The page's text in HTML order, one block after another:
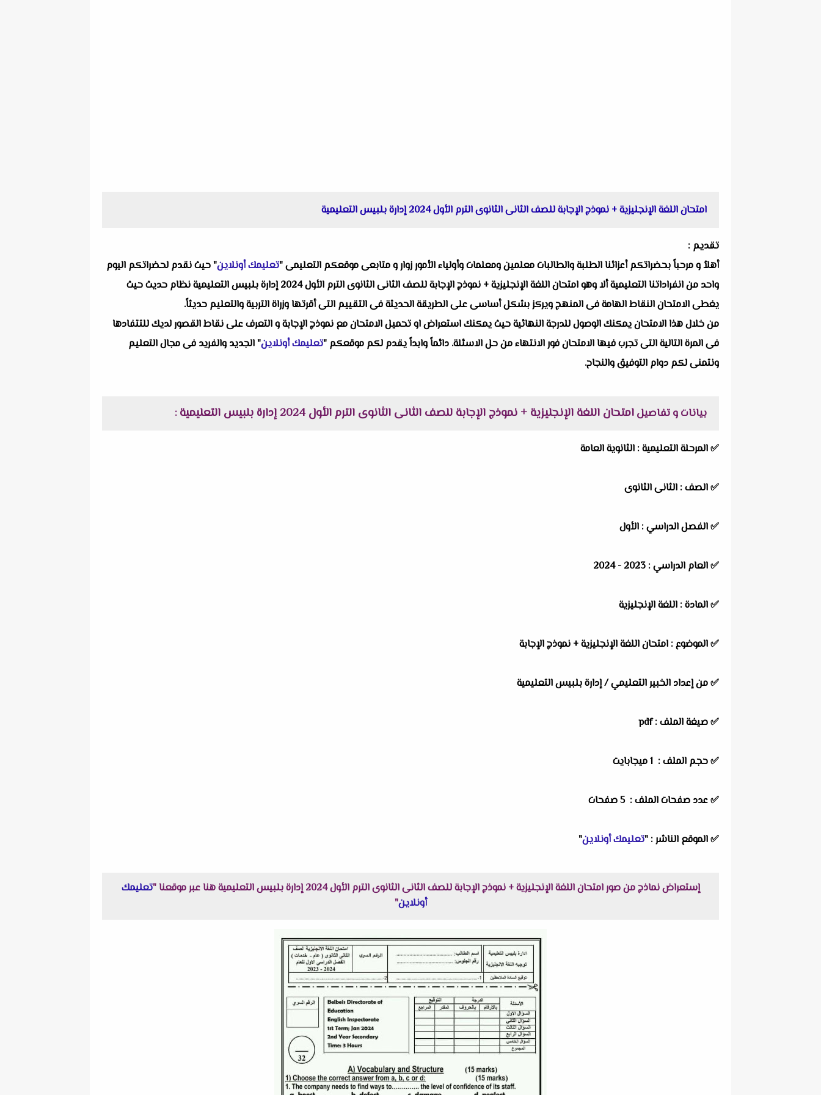
امتحان اللغة الإنجليزية + نموذج الإجابة للصف الثانى الثانوى الترم الأول 2024 إدارة بلبيس التعليمية
تقديم :
أهلاُ و مرحباً بحضراتكم أعزائنا الطلبة والطالبات معلمين ومعلمات وأولياء الأمور زوار و متابعى موقعكم التعليمى "تعليمك أونلاين" حيث نقدم لحضراتكم اليوم
واحد من انفراداتنا التعليمية ألا وهو امتحان اللغة الإنجليزية + نموذج الإجابة للصف الثانى الثانوى الترم الأول 2024 إدارة بلبيس التعليمية نظام حديث حيث
يغطى الامتحان النقاط الهامة فى المنهج ويركز بشكل أساسى على الطريقة الحديثة فى التقييم التى أقرتها وزراة التربية والتعليم حديثاً.
من خلال هذا الامتحان يمكنك الوصول للدرجة النهائية حيث يمكنك استعراض او تحميل الامتحان مع نموذج الإجابة و التعرف على نقاط القصور لديك للتتفادها
فى المرة التالية التى تجرب فيها الامتحان فور الانتهاء من حل الاسئلة. دائماً وابداً يقدم لكم موقعكم "تعليمك أونلاين" الجديد والفريد فى مجال التعليم
ونتمنى لكم دوام التوفيق والنجاح.
بيانات و تفاصيلامتحان اللغة الإنجليزية + نموذج الإجابة للصف الثانى الثانوى الترم الأول 2024 إدارة بلبيس التعليمية :
✅المرحلة التعليمية : الثانوية العامة
✅الصف : الثانى الثانوى
✅الفصل الدراسي : الأول
✅العام الدراسي :
✅المادة : اللغة الإنجليزية
✅الموضوع : امتحان اللغة الإنجليزية + نموذج الإجابة
✅من إعداد الخبير التعليمي /إدارة بلبيس التعليمية
✅ صيغة الملف : pdf
✅ حجم الملف : 1 ميجابايت
✅ عدد صفحات الملف : 5 صفحات
✅الموقع الناشر : "تعليمك أونلاين"
إستعراض نماذج من صور امتحان اللغة الإنجليزية + نموذج الإجابة للصف الثانى الثانوى الترم الأول 2024 إدارة بلبيس التعليمية هنا عبر موقعنا "
تعليمك
أونلاين"